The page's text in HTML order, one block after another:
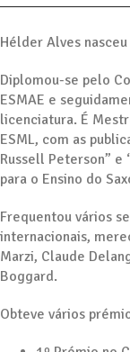
Hélder Alves
Diplomou-se pelo
ESMAE e
licenciatura. É
ESML, com as
Russell Peterson”
para o Ensino do
Frequentou vários
internacionais,
Marzi, Claude
Boggard.
Obteve vários